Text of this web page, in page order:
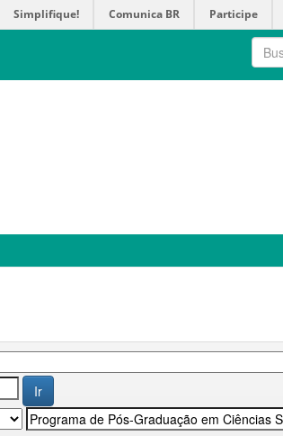
Simplifique! Comunica BR Participe